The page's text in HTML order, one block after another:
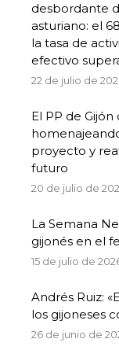
desbordante
asturiano: el
la tasa de
efectivo
22 de julio de
El PP de
proyecto y
futuro
20 de julio de
La Semana
gijonés en el
15 de julio de
Andrés Ruiz:
los gijoneses
26 de junio de